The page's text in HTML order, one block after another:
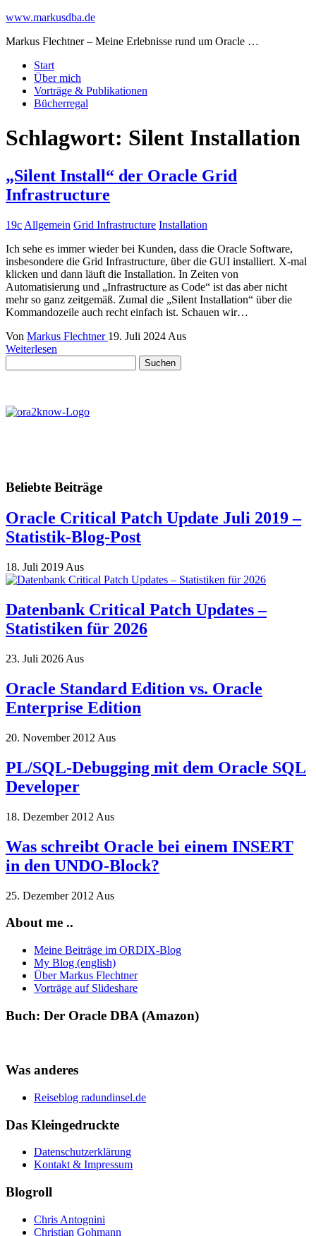
www.markusdba.de
Markus Flechtner – Meine Erlebnisse rund um Oracle …
Start
Über mich
Vorträge & Publikationen
Bücherregal
Schlagwort: Silent Installation
„Silent Install“ der Oracle Grid
Infrastructure
19c Allgemein Grid Infrastructure Installation
Ich sehe es immer wieder bei Kunden, dass die Oracle Software,
insbesondere die Grid Infrastructure, über die GUI installiert. X-mal
klicken und dann läuft die Installation. In Zeiten von
Automatisierung und „Infrastructure as Code“ ist das aber nicht
mehr so ganz zeitgemäß. Zumal die „Silent Installation“ über die
Kommandozeile auch recht einfach ist. Schauen wir…
Von Markus Flechtner 19. Juli 2024 Aus
Weiterlesen
nach:
Beliebte Beiträge
Oracle Critical Patch Update Juli 2019 –
Statistik-Blog-Post
18. Juli 2019 Aus
Datenbank Critical Patch Updates –
Statistiken für 2026
23. Juli 2026 Aus
Oracle Standard Edition vs. Oracle
Enterprise Edition
20. November 2012 Aus
PL/SQL-Debugging mit dem Oracle SQL
Developer
18. Dezember 2012 Aus
Was schreibt Oracle bei einem INSERT
in den UNDO-Block?
25. Dezember 2012 Aus
About me ..
Meine Beiträge im ORDIX-Blog
My Blog (english)
Über Markus Flechtner
Vorträge auf Slideshare
Buch: Der Oracle DBA (Amazon)
Was anderes
Reiseblog radundinsel.de
Das Kleingedruckte
Datenschutzerklärung
Kontakt & Impressum
Blogroll
Chris Antognini
Christian Gohmann